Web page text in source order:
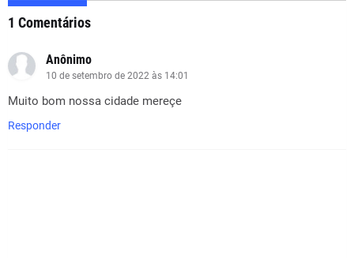
1 Comentários
Anônimo
10 de setembro de 2022 às 14:01
Muito bom nossa cidade mereçe
Responder